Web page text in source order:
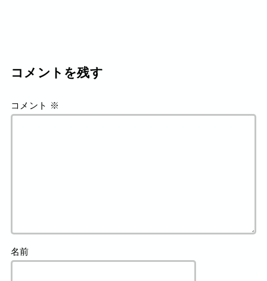
コメントを残す
コメント ※
名前